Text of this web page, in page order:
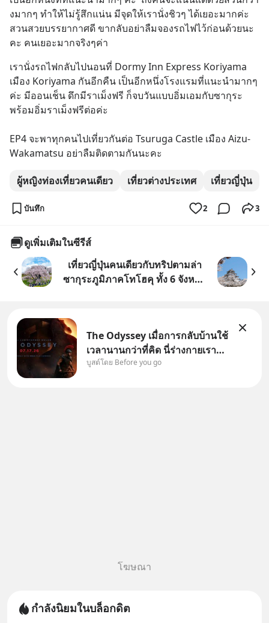
งมากๆ ทำให้ไม่รู้สึกแน่น มีจุดให้เรานั่งชิวๆ ได้เยอะมากค่ะ
สวนสวยบรรยากาศดี ขากลับอย่าลืมจองรถไฟไว้ก่อนด้วยนะ
คะ คนเยอะมากจริงๆค่า
เรานั่งรถไฟกลับไปนอนที่ Dormy Inn Express Koriyama
เมือง Koriyama กันอีกคืน เป็นอีกหนึ่งโรงแรมที่แนะนำมากๆ
ค่ะ มีออนเช็น ดึกมีราเม็งฟรี ก็จบวันแบบอิ่มเอมกับซากุระ
พร้อมอิ่มราเม็งฟรีต่อค่ะ
EP4 จะพาทุกคนไปเที่ยวกันต่อ Tsuruga Castle เมือง Aizu-
Wakamatsu อย่าลืมติดตามกันนะคะ
ผู้หญิงท่องเที่ยวคนเดียว เที่ยวต่างประเทศ เที่ยวญี่ปุ่น
บันทึก 2 3
ดูเพิ่มเติมในซีรีส์
เที่ยวญี่ปุ่นคนเดียวกับทริปตามล่า
ซากุระภูมิภาคโทโฮคุ ทั้ง 6 จังหวัด
The Odyssey เมื่อการกลับบ้านใช้
เวลานานกว่าที่คิด นี่ร่างกายเรา
ต้องการกลับบ้านจริงหรือ
บูสต์โดย Before you go
โฆษณา
กำลังนิยมในบล็อกดิต